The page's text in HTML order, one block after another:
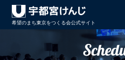
希望のまち東京をつくる会公式サイト